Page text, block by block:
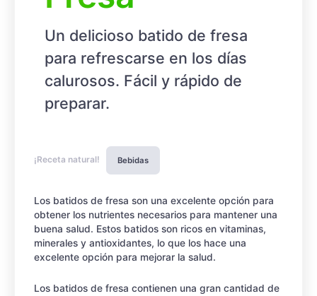
Un delicioso batido de fresa
para refrescarse en los días
calurosos. Fácil y rápido de
preparar.
¡Receta natural! Bebidas
Los batidos de fresa son una excelente opción para
obtener los nutrientes necesarios para mantener una
buena salud. Estos batidos son ricos en vitaminas,
minerales y antioxidantes, lo que los hace una
excelente opción para mejorar la salud.
Los batidos de fresa contienen una gran cantidad de